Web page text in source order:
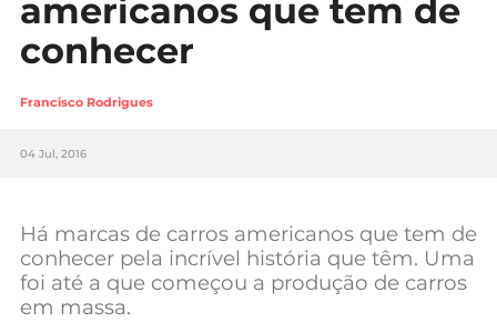
Casa
Lifestyle
Sociedade
Negócios
Mundial 2026
americanos que tem de
conhecer
Francisco Rodrigues
04 Jul, 2016
Há marcas de carros americanos que tem de
conhecer pela incrível história que têm. Uma
foi até a que começou a produção de carros
em massa.